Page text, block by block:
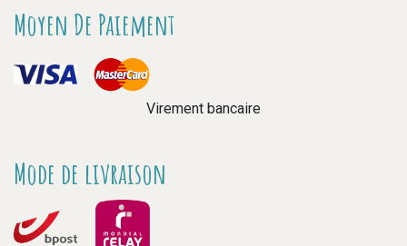
Moyen De Paiement
Virement bancaire
Mode de livraison